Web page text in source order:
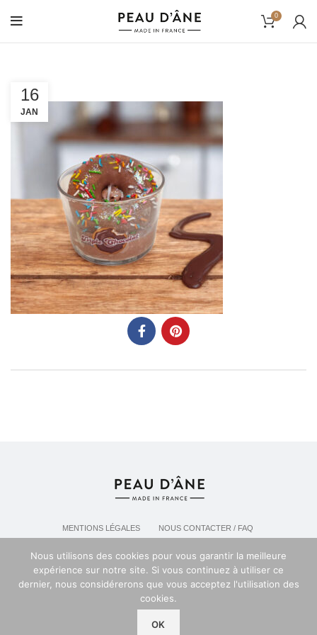
0
16
JAN
MENTIONS LÉGALES
NOUS CONTACTER / FAQ
POLITIQUE DE CONFIDENTIALITÉ
Espace professionel PEAU D'ANE
Nous utilisons des cookies pour vous garantir la meilleure
expérience sur notre site. Si vous continuez à utiliser ce
dernier, nous considérerons que vous acceptez l'utilisation des
cookies.
OK